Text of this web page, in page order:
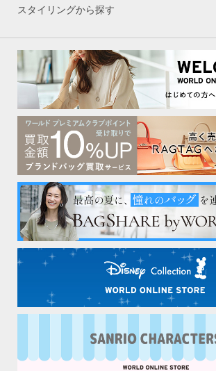
スタイリングから探す